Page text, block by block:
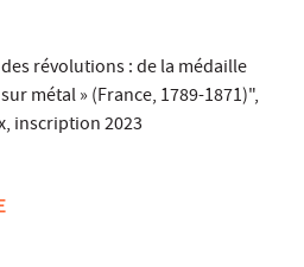
révolutions : de la médaille
métal » (France, 1789-1871)",
inscription 2023